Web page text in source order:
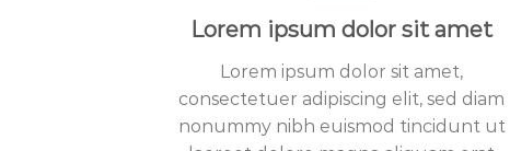
Lorem ipsum dolor sit amet
Lorem ipsum dolor sit amet,
consectetuer adipiscing elit, sed diam
nonummy nibh euismod tincidunt ut